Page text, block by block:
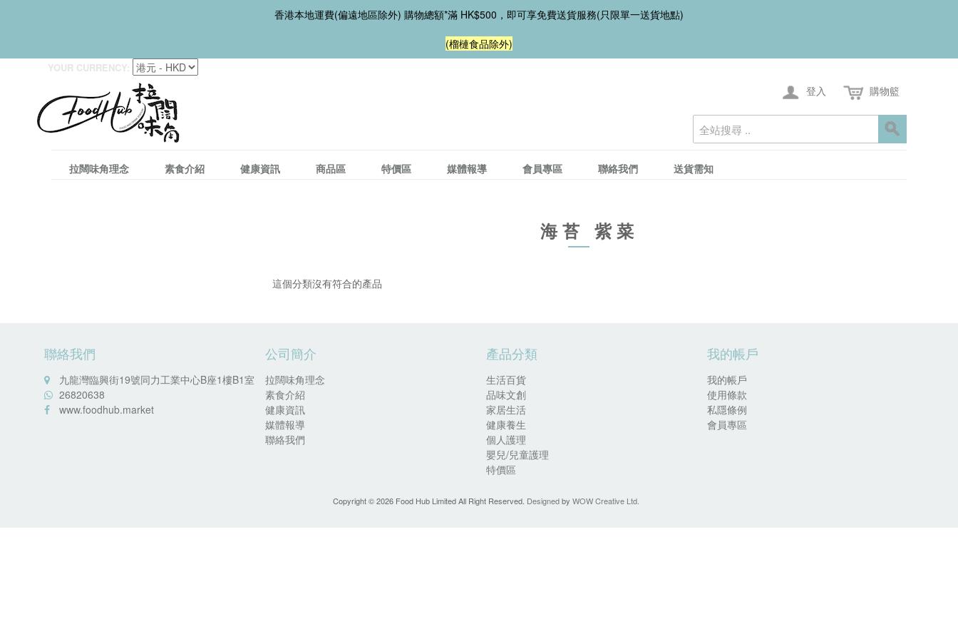
香港本地運費(偏遠地區除外) 購物總額*滿 HK$500，即可享免費送貨服務(只限單一送貨地點)
(榴槤食品除外)
YOUR CURRENCY:
登入 購物籃
拉闊味角理念 素食介紹 健康資訊 商品區 特價區 媒體報導 會員專區 聯絡我們 送貨需知
海苔 紫菜
這個分類沒有符合的產品
聯絡我們
九龍灣臨興街19號同力工業中心B座1樓B1室
26820638
www.foodhub.market
公司簡介
拉闊味角理念
素食介紹
健康資訊
媒體報導
聯絡我們
產品分類
生活百貨
品味文創
家居生活
健康養生
個人護理
嬰兒/兒童護理
特價區
我的帳戶
我的帳戶
使用條款
私隱條例
會員專區
Copyright ©2026 Food Hub Limited All Right Reserved. Designedby WOW Creative Ltd.